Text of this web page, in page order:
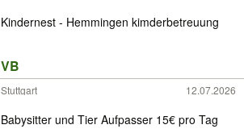
Kindernest - Hemmingen kimderbetreuung
VB
Stuttgart 12.07.2026
Babysitter und Tier Aufpasser 15€ pro Tag